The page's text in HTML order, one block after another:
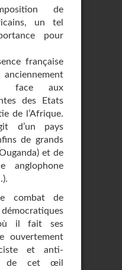
de
un tel
pour
française
face aux
des Etats
de l’Afrique.
d’un pays
de grands
et de
anglophone
combat de
il fait ses
ouvertement
et anti-
de cet œil